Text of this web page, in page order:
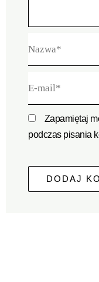
mail*
Zapamiętaj
podczas pisania